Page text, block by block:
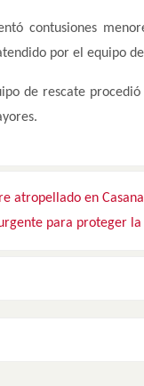
contusiones
por el equipo
de rescate
atropellado en
para proteger